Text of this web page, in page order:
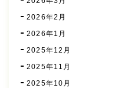
2026年2月
2026年1月
2025年12月
2025年11月
2025年10月